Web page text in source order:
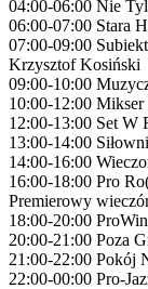
04:00-06:00 Nie
06:00-07:00 Stara
07:00-09:00
Krzysztof Kosiński
09:00-10:00
10:00-12:00
12:00-13:00 Set W
13:00-14:00
14:00-16:00
16:00-18:00 Pro
Premierowy
18:00-20:00
20:00-21:00 Poza
21:00-22:00 Pokój
22:00-00:00 Pro-